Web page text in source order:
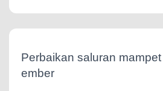
Perbaikan saluran
ember